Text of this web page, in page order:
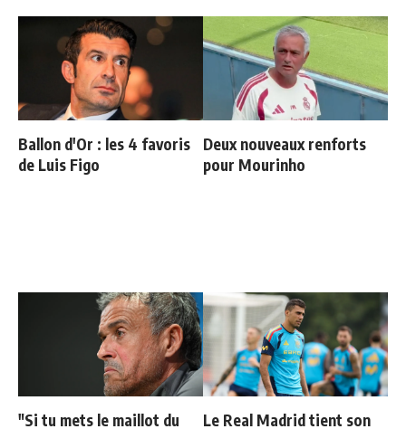
Ballon d'Or : les 4 favoris
de Luis Figo
Deux nouveaux renforts
pour Mourinho
"Si tu mets le maillot du
Le Real Madrid tient son